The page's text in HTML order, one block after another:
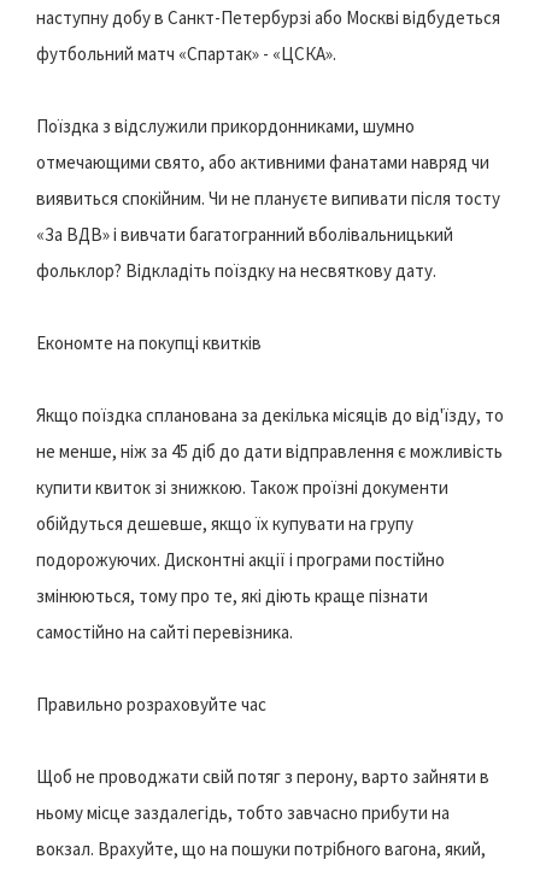
наступну добу в Санкт-Петербурзі або Москві відбудеться
футбольний матч «Спартак» - «ЦСКА».
Поїздка з відслужили прикордонниками, шумно
отмечающими свято, або активними фанатами навряд чи
виявиться спокійним. Чи не плануєте випивати після тосту
«За ВДВ» і вивчати багатогранний вболівальницький
фольклор? Відкладіть поїздку на несвяткову дату.
Економте на покупці квитків
Якщо поїздка спланована за декілька місяців до від'їзду, то
не менше, ніж за 45 діб до дати відправлення є можливість
купити квиток зі знижкою. Також проїзні документи
обійдуться дешевше, якщо їх купувати на групу
подорожуючих. Дисконтні акції і програми постійно
змінюються, тому про те, які діють краще пізнати
самостійно на сайті перевізника.
Правильно розраховуйте час
Щоб не проводжати свій потяг з перону, варто зайняти в
ньому місце заздалегідь, тобто завчасно прибути на
вокзал. Врахуйте, що на пошуки потрібного вагона, який,